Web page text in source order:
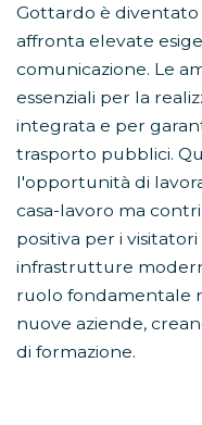
Gottardo è
affronta elevate
comunicazione. Le
essenziali per la
integrata e per
trasporto pubblici.
l'opportunità di
casa-lavoro ma
positiva per i
infrastrutture
ruolo fondamentale
nuove aziende,
di formazione.